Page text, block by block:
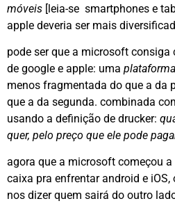
móveis [leia-se smartphones e
apple deveria ser mais
pode ser que a microsoft
de google e apple: uma
menos fragmentada do que a da
que a da segunda. combinada
usando a definição de drucker:
quer, pelo preço que ele pode
agora que a microsoft começou a
caixa pra enfrentar android e
nos dizer quem sairá do outro